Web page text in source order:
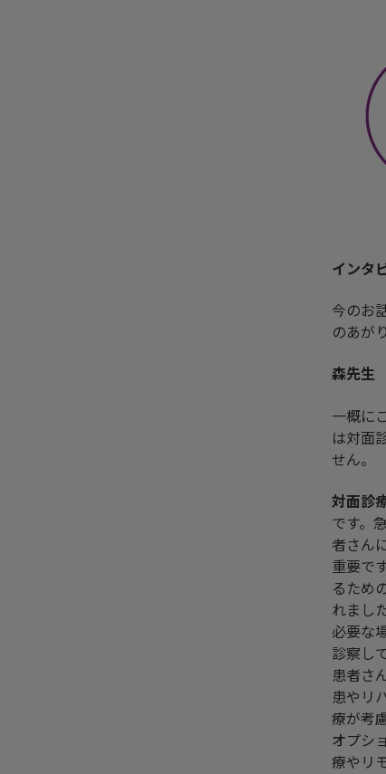
インタ
今のお
のあが
森先生
一概に
は対面
せん。
対面診
です。
者さん
重要で
るため
れまし
必要な
診察し
患者さ
患やリ
療が考
オプシ
療やリ